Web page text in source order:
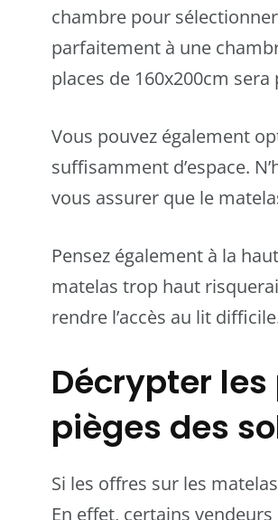
chambre pour
parfaitement à une
places de 160x200cm
Vous pouvez également
suffisamment d’espace.
vous assurer que le
Pensez également à la
matelas trop haut
rendre l’accès au lit
Décrypter
pièges des
Si les offres sur les
En effet, certains